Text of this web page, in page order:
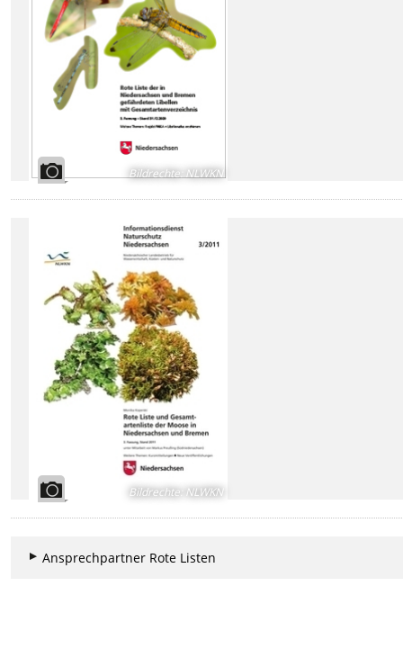
Bildrechte:NLWKN
Bildrechte: NLWKN
Ansprechpartner Rote Listen